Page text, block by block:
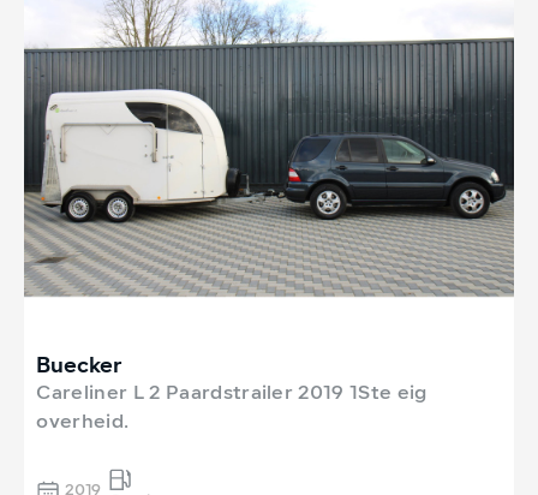
Buecker
Careliner L 2 Paardstrailer 2019 1Ste eig
overheid.
2019